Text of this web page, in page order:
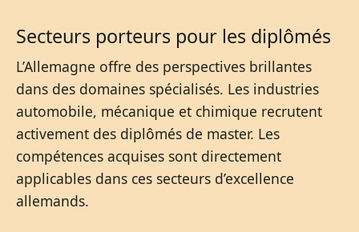
Secteurs porteurs pour les diplômés
L’Allemagne offre des perspectives brillantes
dans des domaines spécialisés. Les industries
automobile, mécanique et chimique recrutent
activement des diplômés de master. Les
compétences acquises sont directement
applicables dans ces secteurs d’excellence
allemands.